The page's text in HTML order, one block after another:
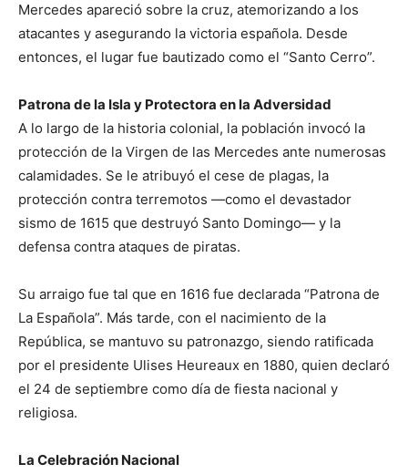
Mercedes apareció sobre la cruz, atemorizando a los
atacantes y asegurando la victoria española. Desde
entonces, el lugar fue bautizado como el “Santo Cerro”.
Patrona de la Isla y Protectora en la Adversidad
A lo largo de la historia colonial, la población invocó la
protección de la Virgen de las Mercedes ante numerosas
calamidades. Se le atribuyó el cese de plagas, la
protección contra terremotos —como el devastador
sismo de 1615 que destruyó Santo Domingo— y la
defensa contra ataques de piratas.
Su arraigo fue tal que en 1616 fue declarada “Patrona de
La Española”. Más tarde, con el nacimiento de la
República, se mantuvo su patronazgo, siendo ratificada
por el presidente Ulises Heureaux en 1880, quien declaró
el 24 de septiembre como día de fiesta nacional y
religiosa.
La Celebración Nacional